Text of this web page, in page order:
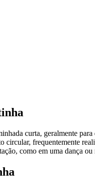
curta, geralmente
circular, frequentemente
como em uma dança